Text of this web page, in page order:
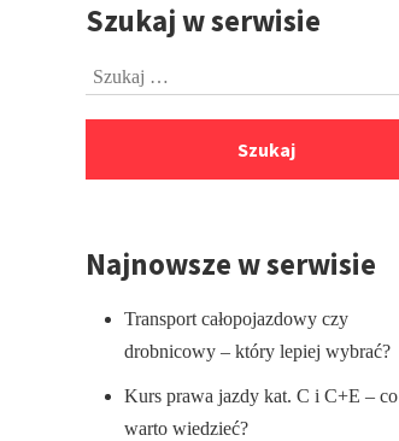
PrzejdźSzukaj w serwisie
Szukaj:
Najnowsze w serwisie
Transport całopojazdowy czy
drobnicowy – który lepiej wybrać?
Kurs prawa jazdy kat. C i C+E – co
warto wiedzieć?